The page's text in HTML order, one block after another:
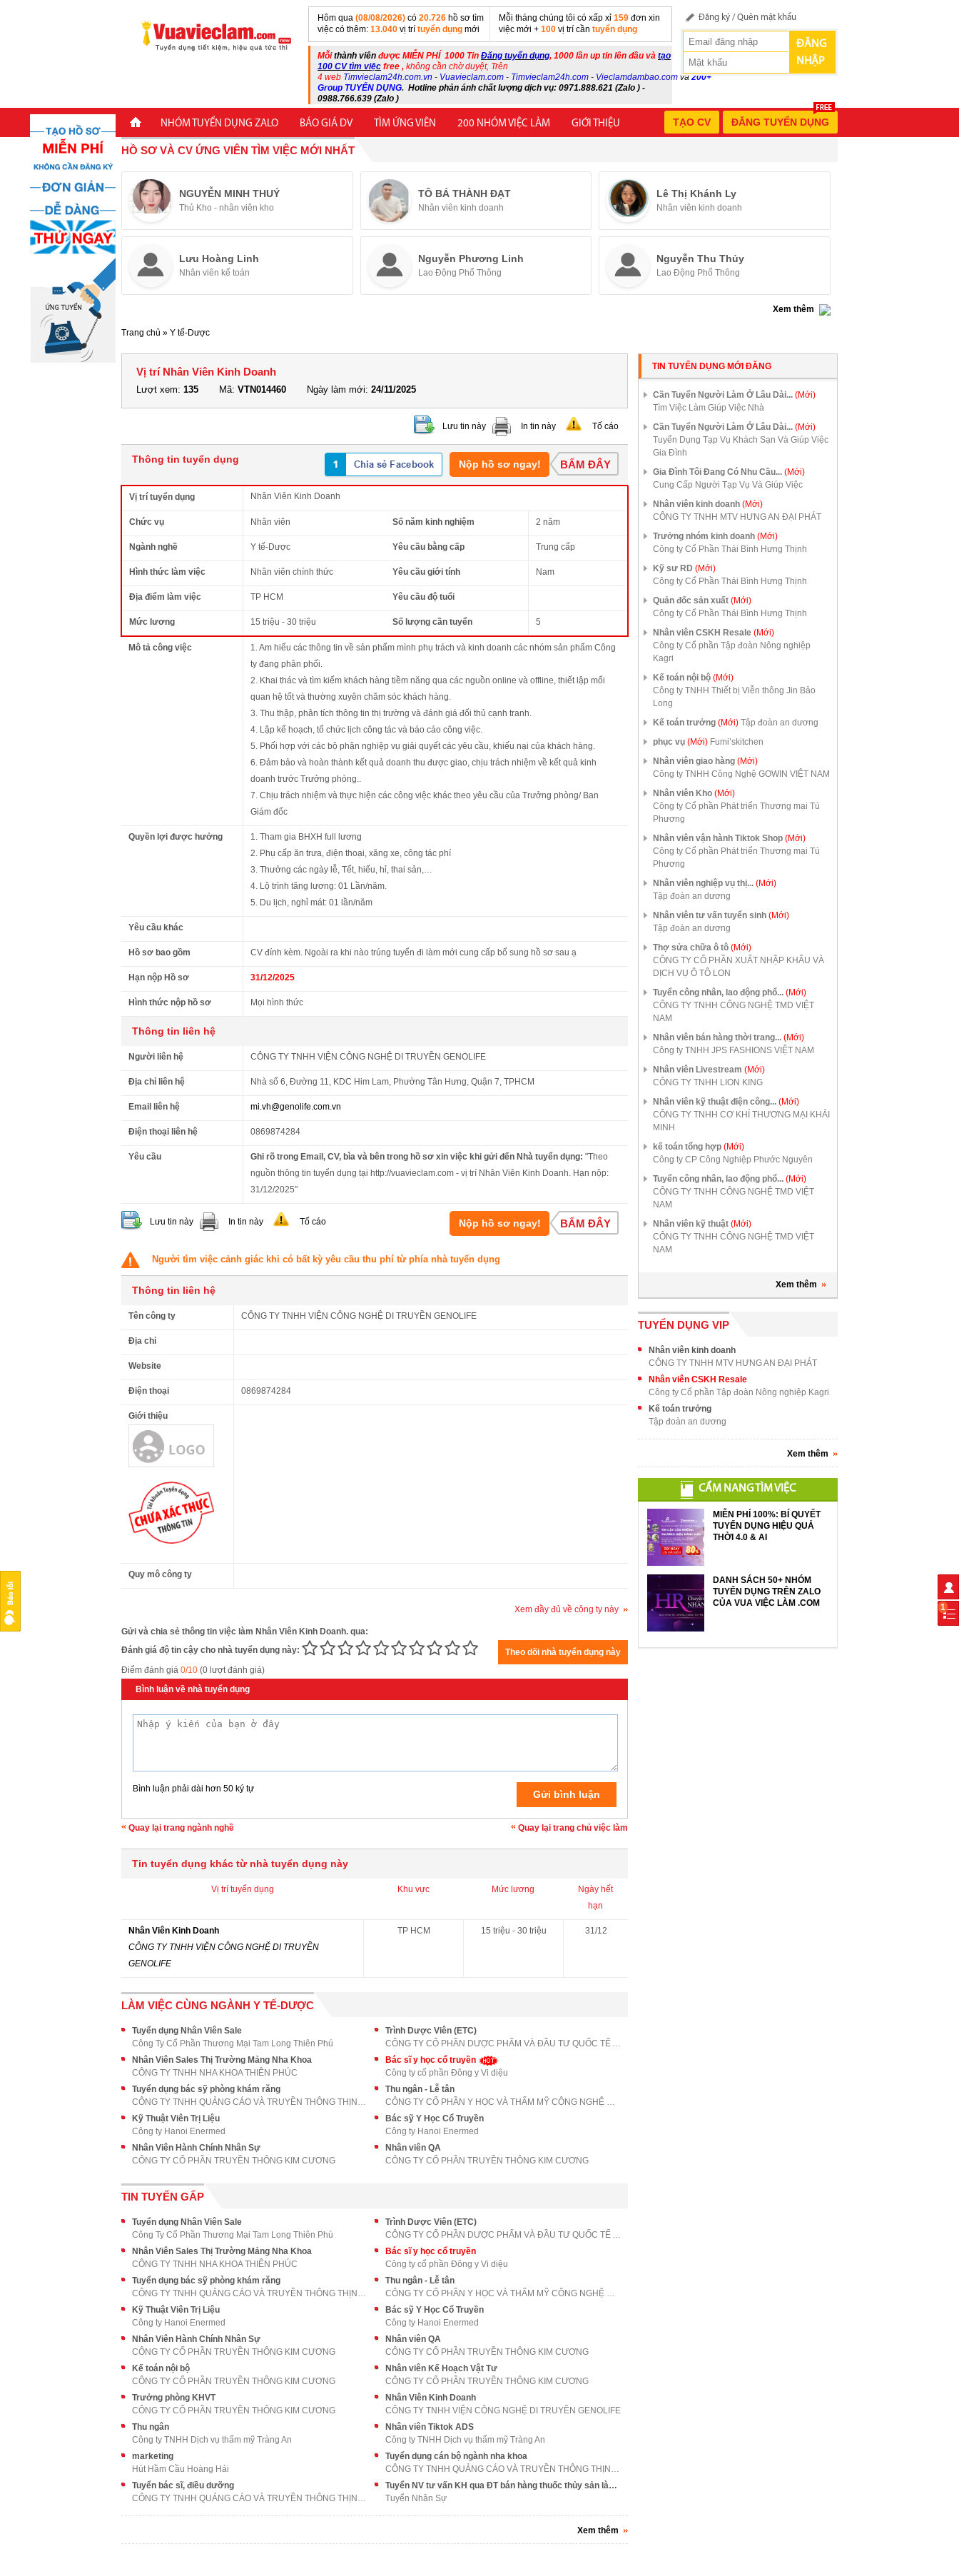
Hôm qua (08/08/2026) có 20.726 hồ sơ tìm
việc có thêm: 13.040 vị trí tuyển dụng mới
Mỗi tháng chúng tôi có xấp xỉ 159 đơn xin
việc mới + 100 vị trí cần tuyển dụng
Mỗithành viên được MIỄN PHÍ 1000 Tin Đăng tuyển dụng, 1000 lần up tin lên đầu và tạo
100 CV tìm việc free , không cần chờ duyệt, Trên
4 web Timvieclam24h.com.vn - Vuavieclam.com - Timvieclam24h.com - Vieclamdambao.com và 200+
Group TUYỂN DỤNG. Hotline phản ánh chất lượng dịch vụ: 0971.888.621 (Zalo ) -
0988.766.639 (Zalo )
Đăng ký /Quên mật khẩu
ĐĂNG
NHẬP
NHÓM TUYỂN DỤNG ZALO BÁO GIÁ DV TÌM ỨNG VIÊN 200 NHÓM VIỆC LÀM GIỚI THIỆU ĐĂNG TUYỂN DỤNG
TẠO CV
HỒ SƠ VÀ CV ỨNG VIÊN TÌM VIỆC MỚI NHẤT
NGUYỄN MINH THUÝ
Thủ Kho - nhân viên kho
TÔ BÁ THÀNH ĐẠT
Nhân viên kinh doanh
Lê Thị Khánh Ly
Nhân viên kinh doanh
Lưu Hoàng Linh
Nhân viên kế toán
Nguyễn Phương Linh
Lao Động Phổ Thông
Nguyễn Thu Thủy
Lao Động Phổ Thông
Xem thêm
Trang chủ » Y tế-Dược
Vị trí Nhân Viên Kinh Doanh
Lượt xem: 135 Mã: VTN014460 Ngày làm mới: 24/11/2025
Lưu tin này In tin này Tố cáo
Thông tin tuyển dụng Nộp hồ sơ ngay! BẤM ĐÂY
Vị trí tuyển dụng Nhân Viên Kinh Doanh
Chức vụ Nhân viên Số năm kinh nghiệm 2 năm
Ngành nghề Y tế-Dược Yêu cầu bằng cấp Trung cấp
Hình thức làm việc Nhân viên chính thức Yêu cầu giới tính Nam
Địa điểm làm việc TP HCM Yêu cầu độ tuổi
Mức lương 15 triệu - 30 triệu Số lượng cần tuyển 5
Mô tả công việc
1. Am hiểu các thông tin về sản phẩm mình phụ trách và kinh doanh các nhóm sản phẩm Công
ty đang phân phối.
2. Khai thác và tìm kiếm khách hàng tiềm năng qua các nguồn online và offline, thiết lập mối
quan hệ tốt và thường xuyên chăm sóc khách hàng.
3. Thu thập, phân tích thông tin thị trường và đánh giá đối thủ cạnh tranh.
4. Lập kế hoạch, tổ chức lịch công tác và báo cáo công việc.
5. Phối hợp với các bộ phận nghiệp vụ giải quyết các yêu cầu, khiếu nại của khách hàng.
6. Đảm bảo và hoàn thành kết quả doanh thu được giao, chịu trách nhiệm về kết quả kinh
doanh trước Trưởng phòng..
7. Chịu trách nhiệm và thực hiện các công việc khác theo yêu cầu của Trưởng phòng/ Ban
Giám đốc
Quyền lợi được hưởng
1. Tham gia BHXH full lương
2. Phụ cấp ăn trưa, điện thoại, xăng xe, công tác phí
3. Thưởng các ngày lễ, Tết, hiếu, hỉ, thai sản,…
4. Lộ trình tăng lương: 01 Lần/năm.
5. Du lịch, nghỉ mát: 01 lần/năm
Yêu cầu khác
Hồ sơ bao gồm CV đính kèm. Ngoài ra khi nào trúng tuyển đi làm mới cung cấp bổ sung hồ sơ sau ạ
Hạn nộp Hồ sơ 31/12/2025
Hình thức nộp hồ sơ Mọi hình thức
Thông tin liên hệ
Người liên hệ CÔNG TY TNHH VIỆN CÔNG NGHỆ DI TRUYỀN GENOLIFE
Địa chỉ liên hệ Nhà số 6, Đường 11, KDC Him Lam, Phường Tân Hưng, Quận 7, TPHCM
Email liên hệ mi.vh@genolife.com.vn
Điện thoại liên hệ 0869874284
Yêu cầu Ghi rõ trong Email, CV, bìa và bên trong hồ sơ xin việc khi gửi đến Nhà tuyển dụng: "Theo
nguồn thông tin tuyển dụng tại http://vuavieclam.com - vị trí Nhân Viên Kinh Doanh. Hạn nộp:
31/12/2025"
Lưu tin này In tin này Tố cáo Nộp hồ sơ ngay! BẤM ĐÂY
Người tìm việc cảnh giác khi có bất kỳ yêu cầu thu phí từ phía nhà tuyển dụng
Thông tin liên hệ
Tên công ty CÔNG TY TNHH VIỆN CÔNG NGHỆ DI TRUYỀN GENOLIFE
Địa chỉ
Website
Điện thoại 0869874284
Giới thiệu
Quy mô công ty
Xem đầy đủ về công ty này
Gửi và chia sẻ thông tin việc làm Nhân Viên Kinh Doanh. qua:
Đánh giá độ tin cậy cho nhà tuyển dụng này:
Điểm đánh giá 0/10 (0 lượt đánh giá)
Bình luận về nhà tuyển dụng
Bình luận phải dài hơn 50 ký tự
Quay lại trang ngành nghề Quay lại trang chủ việc làm
Tin tuyển dụng khác từ nhà tuyển dụng này
Vị trí tuyển dụng Khu vực Mức lương
Ngày hết
hạn
Nhân Viên Kinh Doanh
CÔNG TY TNHH VIỆN CÔNG NGHỆ DI TRUYỀN
GENOLIFE
TP HCM 15 triệu - 30 triệu 31/12
LÀM VIỆC CÙNG NGÀNH Y TẾ-DƯỢC
Tuyển dụng Nhân Viên Sale
Công Ty Cổ Phần Thương Mại Tam Long Thiên Phú
Trình Dược Viên (ETC)
CÔNG TY CỔ PHẦN DƯỢC PHẨM VÀ ĐẦU TƯ QUỐC TẾ AN PHÁ
Nhân Viên Sales Thị Trường Mảng Nha Khoa
CÔNG TY TNHH NHA KHOA THIÊN PHÚC
Bác sĩ y học cổ truyền
Công ty cổ phần Đông y Vi diệu
Tuyển dụng bác sỹ phòng khám răng
CÔNG TY TNHH QUẢNG CÁO VÀ TRUYỀN THÔNG THỊNH AN PH
Thu ngân - Lễ tân
CÔNG TY CỔ PHẦN Y HỌC VÀ THẨM MỸ CÔNG NGHỆ CAO VỆ
Kỹ Thuật Viên Trị Liệu
Công ty Hanoi Enermed
Bác sỹ Y Học Cổ Truyền
Công ty Hanoi Enermed
Nhân Viên Hành Chính Nhân Sự
CÔNG TY CỔ PHẦN TRUYỀN THÔNG KIM CƯƠNG
Nhân viên QA
CÔNG TY CỔ PHẦN TRUYỀN THÔNG KIM CƯƠNG
TIN TUYỂN GẤP
Tuyển dụng Nhân Viên Sale
Công Ty Cổ Phần Thương Mại Tam Long Thiên Phú
Trình Dược Viên (ETC)
CÔNG TY CỔ PHẦN DƯỢC PHẨM VÀ ĐẦU TƯ QUỐC TẾ AN PHÁ
Nhân Viên Sales Thị Trường Mảng Nha Khoa
CÔNG TY TNHH NHA KHOA THIÊN PHÚC
Bác sĩ y học cổ truyền
Công ty cổ phần Đông y Vi diệu
Tuyển dụng bác sỹ phòng khám răng
CÔNG TY TNHH QUẢNG CÁO VÀ TRUYỀN THÔNG THỊNH AN PH
Thu ngân - Lễ tân
CÔNG TY CỔ PHẦN Y HỌC VÀ THẨM MỸ CÔNG NGHỆ CAO VỆ
Kỹ Thuật Viên Trị Liệu
Công ty Hanoi Enermed
Bác sỹ Y Học Cổ Truyền
Công ty Hanoi Enermed
Nhân Viên Hành Chính Nhân Sự
CÔNG TY CỔ PHẦN TRUYỀN THÔNG KIM CƯƠNG
Nhân viên QA
CÔNG TY CỔ PHẦN TRUYỀN THÔNG KIM CƯƠNG
Kế toán nội bộ
CÔNG TY CỔ PHẦN TRUYỀN THÔNG KIM CƯƠNG
Nhân viên Kế Hoạch Vật Tư
CÔNG TY CỔ PHẦN TRUYỀN THÔNG KIM CƯƠNG
Trưởng phòng KHVT
CÔNG TY CỔ PHẦN TRUYỀN THÔNG KIM CƯƠNG
Nhân Viên Kinh Doanh
CÔNG TY TNHH VIỆN CÔNG NGHỆ DI TRUYỀN GENOLIFE
Thu ngân
Công ty TNHH Dịch vụ thẩm mỹ Tràng An
Nhân viên Tiktok ADS
Công ty TNHH Dịch vụ thẩm mỹ Tràng An
marketing
Hút Hầm Cầu Hoàng Hải
Tuyển dụng cán bộ ngành nha khoa
CÔNG TY TNHH QUẢNG CÁO VÀ TRUYỀN THÔNG THỊNH AN PH
Tuyển bác sĩ, điều dưỡng
CÔNG TY TNHH QUẢNG CÁO VÀ TRUYỀN THÔNG THỊNH AN PH
Tuyển NV tư vấn KH qua ĐT bán hàng thuốc thủy sản làm tại Q1
Tuyển Nhân Sự
Xem thêm
TIN TUYỂN DỤNG MỚI ĐĂNG
Cần Tuyển Người Làm Ở Lâu Dài... (Mới)
Tìm Việc Làm Giúp Việc Nhà
Cần Tuyển Người Làm Ở Lâu Dài... (Mới)
Tuyển Dụng Tạp Vụ Khách Sạn Và Giúp Việc
Gia Đình
Gia Đình Tôi Đang Có Nhu Cầu... (Mới)
Cung Cấp Người Tạp Vụ Và Giúp Việc
Nhân viên kinh doanh (Mới)
CÔNG TY TNHH MTV HƯNG AN ĐẠI PHÁT
Trưởng nhóm kinh doanh (Mới)
Công ty Cổ Phần Thái Bình Hưng Thịnh
Kỹ sư RD (Mới)
Công ty Cổ Phần Thái Bình Hưng Thịnh
Quản đốc sản xuất (Mới)
Công ty Cổ Phần Thái Bình Hưng Thịnh
Nhân viên CSKH Resale (Mới)
Công ty Cổ phần Tập đoàn Nông nghiệp
Kagri
Kế toán nội bộ (Mới)
Công ty TNHH Thiết bị Viễn thông Jin Bảo
Long
Kế toán trưởng (Mới) Tập đoàn an dương
phục vụ (Mới) Fumi’skitchen
Nhân viên giao hàng (Mới)
Công ty TNHH Công Nghệ GOWIN VIỆT NAM
Nhân viên Kho (Mới)
Công ty Cổ phần Phát triển Thương mại Tú
Phương
Nhân viên vận hành Tiktok Shop (Mới)
Công ty Cổ phần Phát triển Thương mại Tú
Phương
Nhân viên nghiệp vụ thị... (Mới)
Tập đoàn an dương
Nhân viên tư vấn tuyển sinh (Mới)
Tập đoàn an dương
Thợ sửa chữa ô tô (Mới)
CÔNG TY CỔ PHẦN XUẤT NHẬP KHẨU VÀ
DỊCH VỤ Ô TÔ LON
Tuyển công nhân, lao động phổ... (Mới)
CÔNG TY TNHH CÔNG NGHỆ TMD VIỆT
NAM
Nhân viên bán hàng thời trang... (Mới)
Công ty TNHH JPS FASHIONS VIỆT NAM
Nhân viên Livestream (Mới)
CÔNG TY TNHH LION KING
Nhân viên kỹ thuật điện công... (Mới)
CÔNG TY TNHH CƠ KHÍ THƯƠNG MẠI KHẢI
MINH
kế toán tổng hợp (Mới)
Công ty CP Công Nghiệp Phước Nguyên
Tuyển công nhân, lao động phổ... (Mới)
CÔNG TY TNHH CÔNG NGHỆ TMD VIỆT
NAM
Nhân viên kỹ thuật (Mới)
CÔNG TY TNHH CÔNG NGHỆ TMD VIỆT
NAM
Xem thêm
TUYỂN DỤNG VIP
Nhân viên kinh doanh
CÔNG TY TNHH MTV HƯNG AN ĐẠI PHÁT
Nhân viên CSKH Resale
Công ty Cổ phần Tập đoàn Nông nghiệp Kagri
Kế toán trưởng
Tập đoàn an dương
Xem thêm
CẨM NANG TÌM VIỆC
MIỄN PHÍ 100%: BÍ QUYẾT
TUYỂN DỤNG HIỆU QUẢ
THỜI 4.0 & AI
DANH SÁCH 50+ NHÓM
TUYỂN DỤNG TRÊN ZALO
CỦA VUA VIỆC LÀM .COM
1